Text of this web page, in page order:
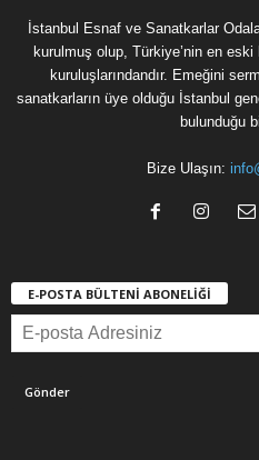
İstanbul Esnaf ve Sanatkarlar
kurulmuş olup, Türkiye’nin en
kuruluşlarındandır. Emeğini
sanatkarların üye olduğu İstanbul
bulunduğu
Bize Ulaşın:
E-POSTA BÜLTENİ ABONELİĞİ